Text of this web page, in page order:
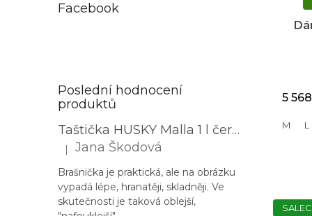
Facebook
Poslední hodnocení
produktů
Taštička HUSKY Malla 1 l černá
Hodnocení produktu je 3 z 5 hvězdiček.
| Jana Škodová
Brašnička je praktická, ale na obrázku
vypadá lépe, hranatěji, skladněji. Ve
skutečnosti je taková oblejší,
5
M L